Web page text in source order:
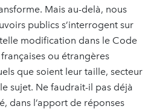
Mais au-delà, nous
publics s’interrogent sur
modification dans le Code
ou étrangères
que soient leur taille, secteur
sujet. Ne faudrait-il pas déjà
dans l’apport de réponses